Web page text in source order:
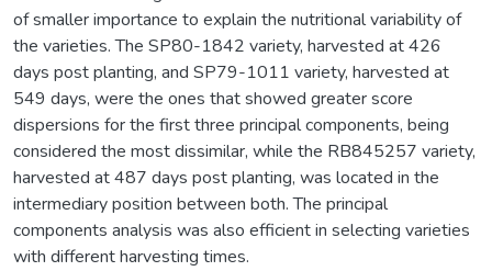
of smaller importance to explain the nutritional variability of
the varieties. The SP80-1842 variety, harvested at 426
days post planting, and SP79-1011 variety, harvested at
549 days, were the ones that showed greater score
dispersions for the first three principal components, being
considered the most dissimilar, while the RB845257 variety,
harvested at 487 days post planting, was located in the
intermediary position between both. The principal
components analysis was also efficient in selecting varieties
with different harvesting times.